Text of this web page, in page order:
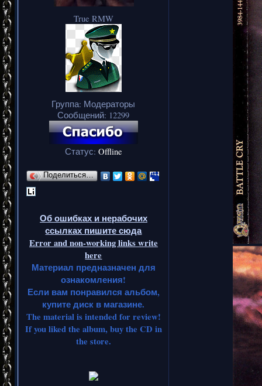
True RMW
Группа: Модераторы
Сообщений: 12299
Статус: Offline
Поделиться…
Об ошибках и нерабочих
ссылках пишите сюда
Error and non-working links write
here
Материал предназначен для
ознакомления!
Если вам понравился альбом,
купите диск в магазине.
The material is intended for review!
If you liked the album, buy the CD in
the store.